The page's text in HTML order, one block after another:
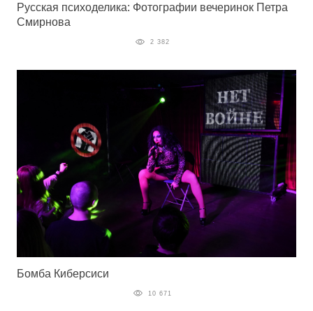
Русская психоделика: Фотографии вечеринок Петра
Смирнова
2 382
Бомба Киберсиси
10 671